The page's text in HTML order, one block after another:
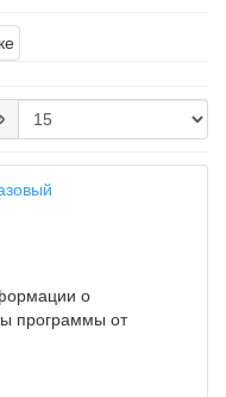
о
программы от